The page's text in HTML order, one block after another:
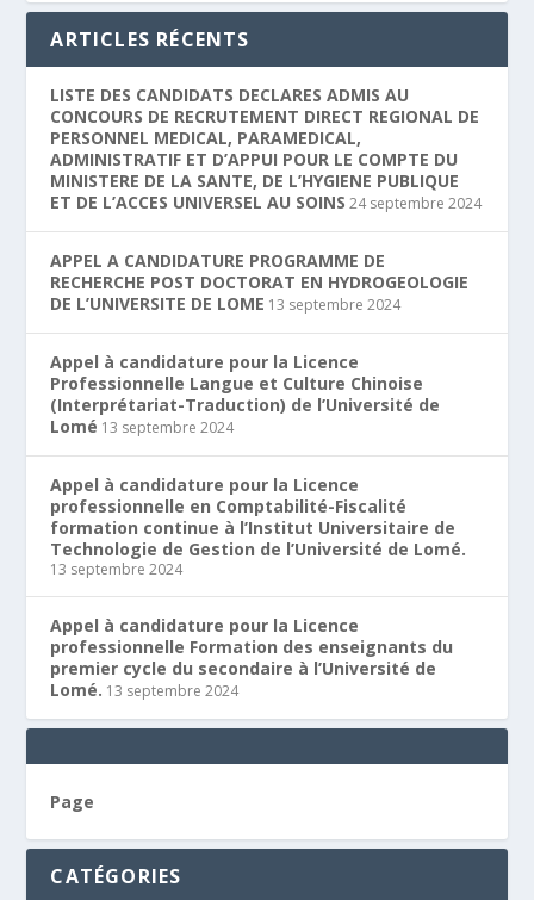
ARTICLES RÉCENTS
LISTE DES CANDIDATS DECLARES ADMIS AU
CONCOURS DE RECRUTEMENT DIRECT REGIONAL DE
PERSONNEL MEDICAL, PARAMEDICAL,
ADMINISTRATIF ET D’APPUI POUR LE COMPTE DU
MINISTERE DE LA SANTE, DE L’HYGIENE PUBLIQUE
ET DE L’ACCES UNIVERSEL AU SOINS 24 septembre 2024
APPEL A CANDIDATURE PROGRAMME DE
RECHERCHE POST DOCTORAT EN HYDROGEOLOGIE
DE L’UNIVERSITE DE LOME 13 septembre 2024
Appel à candidature pour la Licence
Professionnelle Langue et Culture Chinoise
(Interprétariat-Traduction) de l’Université de
Lomé 13 septembre 2024
Appel à candidature pour la Licence
professionnelle en Comptabilité-Fiscalité
formation continue à l’Institut Universitaire de
Technologie de Gestion de l’Université de Lomé.
13 septembre 2024
Appel à candidature pour la Licence
professionnelle Formation des enseignants du
premier cycle du secondaire à l’Université de
Lomé. 13 septembre 2024
Page
CATÉGORIES